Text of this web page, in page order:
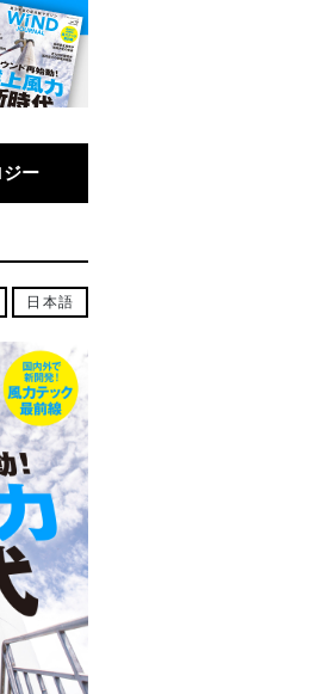
ー
日本語